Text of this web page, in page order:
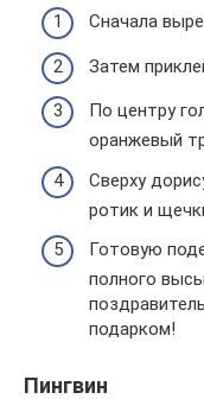
Сначала
Затем
По центру
оранжевый
Сверху
ротик и
Готовую
полного
подарком!
Пингвин